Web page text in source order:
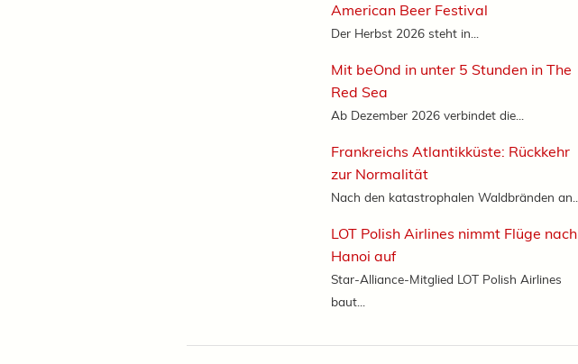
American Beer Festival
Der Herbst 2026 steht in...
Mit beOnd in unter 5 Stunden in The
Red Sea
Ab Dezember 2026 verbindet die...
Frankreichs Atlantikküste: Rückkehr
zur Normalität
Nach den katastrophalen Waldbränden an...
LOT Polish Airlines nimmt Flüge nach
Hanoi auf
Star-Alliance-Mitglied LOT Polish Airlines
baut...